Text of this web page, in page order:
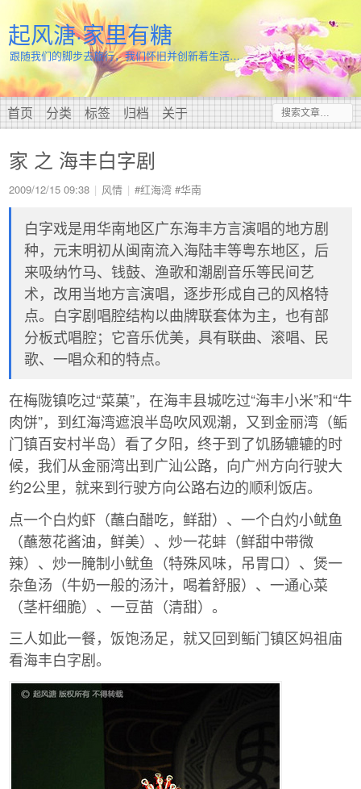
起风溏·家里有糖
跟随我们的脚步去旅行，我们怀旧并创新着生活…
首页 分类 标签 归档 关于
家 之 海丰白字剧
2009/12/15 09:38 风情 #红海湾 #华南
白字戏是用华南地区广东海丰方言演唱的地方剧
种，元末明初从闽南流入海陆丰等粤东地区，后
来吸纳竹马、钱鼓、渔歌和潮剧音乐等民间艺
术，改用当地方言演唱，逐步形成自己的风格特
点。白字剧唱腔结构以曲牌联套体为主，也有部
分板式唱腔；它音乐优美，具有联曲、滚唱、民
歌、一唱众和的特点。
在梅陇镇吃过“菜菓”，在海丰县城吃过“海丰小米”和“牛
肉饼”，到红海湾遮浪半岛吹风观潮，又到金丽湾（鲘
门镇百安村半岛）看了夕阳，终于到了饥肠辘辘的时
候，我们从金丽湾出到广汕公路，向广州方向行驶大
约2公里，就来到行驶方向公路右边的顺利饭店。
点一个白灼虾（蘸白醋吃，鲜甜）、一个白灼小鱿鱼
（蘸葱花酱油，鲜美）、炒一花蚌（鲜甜中带微
辣）、炒一腌制小鱿鱼（特殊风味，吊胃口）、煲一
杂鱼汤（牛奶一般的汤汁，喝着舒服）、一通心菜
（茎杆细脆）、一豆苗（清甜）。
三人如此一餐，饭饱汤足，就又回到鲘门镇区妈祖庙
看海丰白字剧。